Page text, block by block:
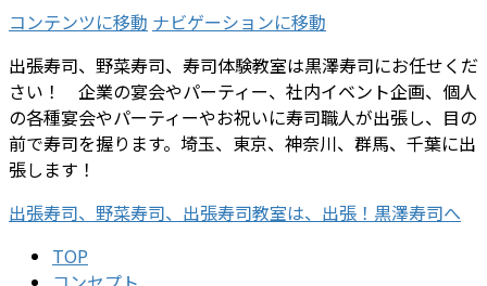
コンテンツに移動 ナビゲーションに移動
出張寿司、野菜寿司、寿司体験教室は黒澤寿司にお任せくだ
さい！ 企業の宴会やパーティー、社内イベント企画、個人
の各種宴会やパーティーやお祝いに寿司職人が出張し、目の
前で寿司を握ります。埼玉、東京、神奈川、群馬、千葉に出
張します！
出張寿司、野菜寿司、出張寿司教室は、出張！黒澤寿司へ
TOP